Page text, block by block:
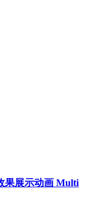
果展示动画 Multi